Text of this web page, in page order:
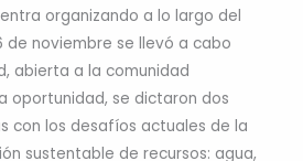
organizando a lo largo del
de noviembre se llevó a cabo
abierta a la comunidad
oportunidad, se dictaron dos
con los desafíos actuales de la
sustentable de recursos: agua,